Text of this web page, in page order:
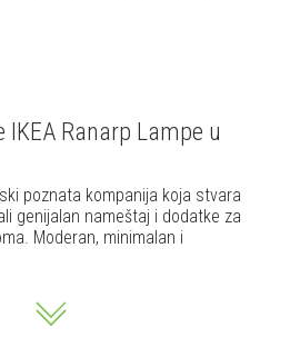
Ranarp Lampe u
poznata kompanija koja stvara
genijalan nameštaj i dodatke za
Moderan, minimalan i